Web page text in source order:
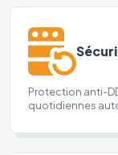
Protection anti-
quotidiennes